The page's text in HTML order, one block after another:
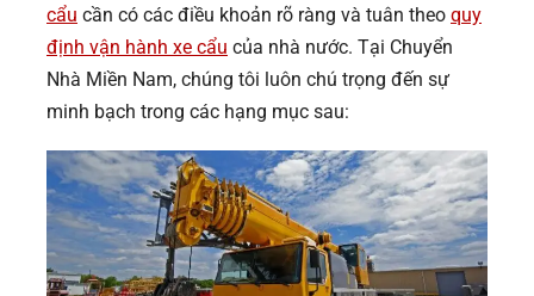
cẩu cần có các điều khoản rõ ràng và tuân theo quy
định vận hành xe cẩu của nhà nước. Tại Chuyển
Nhà Miền Nam, chúng tôi luôn chú trọng đến sự
minh bạch trong các hạng mục sau: